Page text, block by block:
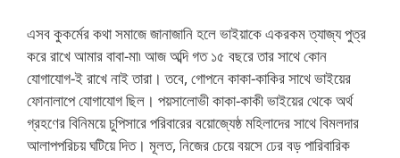
এসব কুকর্মের কথা সমাজে জানাজানি হলে ভাইয়াকে একরকম ত্যাজ্য পুত্র
করে রাখে আমার বাবা-মা৷ আজ অব্দি গত ১৫ বছরে তার সাথে কোন
যোগাযোগ-ই রাখে নাই তারা। তবে, গোপনে কাকা-কাকির সাথে ভাইয়ের
ফোনালাপে যোগাযোগ ছিল। পয়সালোভী কাকা-কাকী ভাইয়ের থেকে অর্থ
গ্রহণের বিনিময়ে চুপিসারে পরিবারের বয়োজ্যেষ্ঠ মহিলাদের সাথে বিমলদার
আলাপপরিচয় ঘটিয়ে দিত। মূলত, নিজের চেয়ে বয়সে ঢের বড় পারিবারিক